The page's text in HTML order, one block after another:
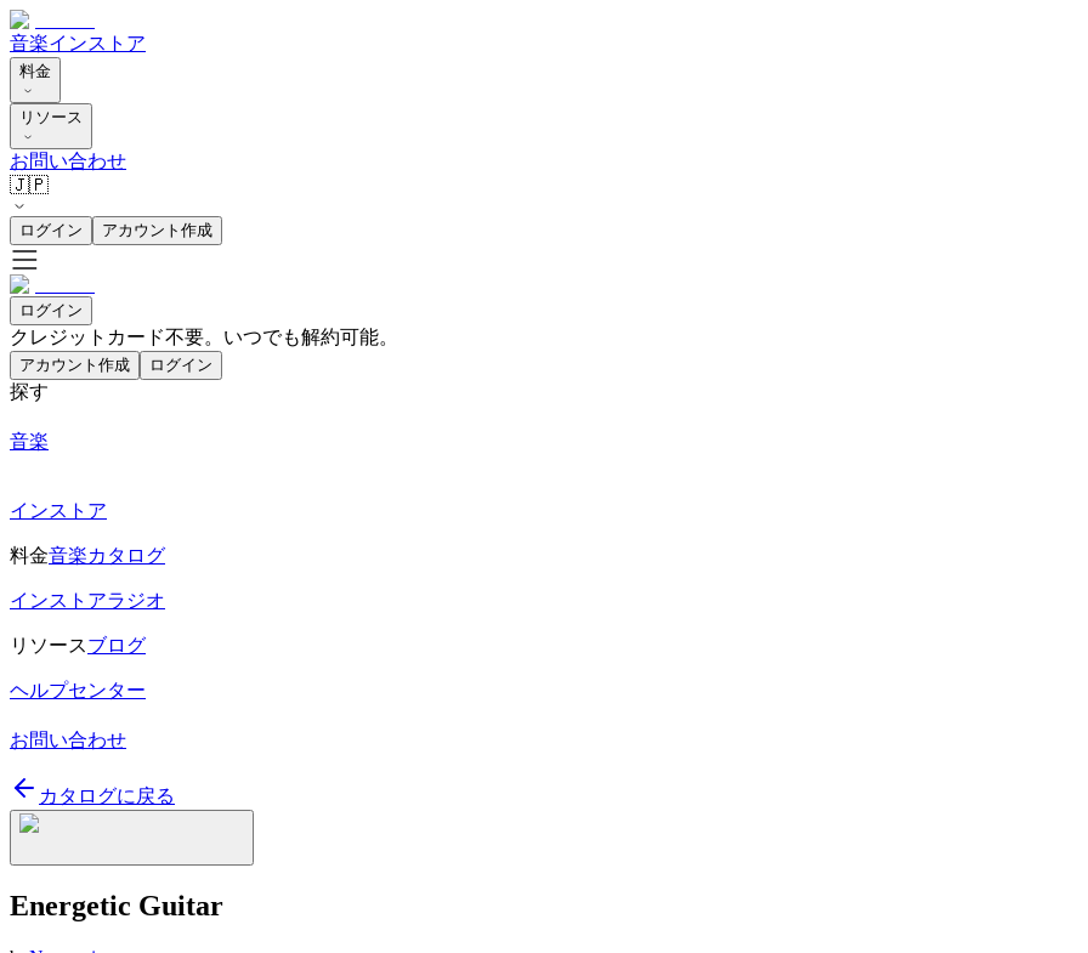
音楽インストア
料金
リソース
お問い合わせ
🇯🇵
ログイン アカウント作成
ログイン
クレジットカード不要。いつでも解約可能。
アカウント作成 ログイン
探す
音楽
インストア
料金音楽カタログ
インストアラジオ
リソースブログ
ヘルプセンター
お問い合わせ
カタログに戻る
Energetic Guitar